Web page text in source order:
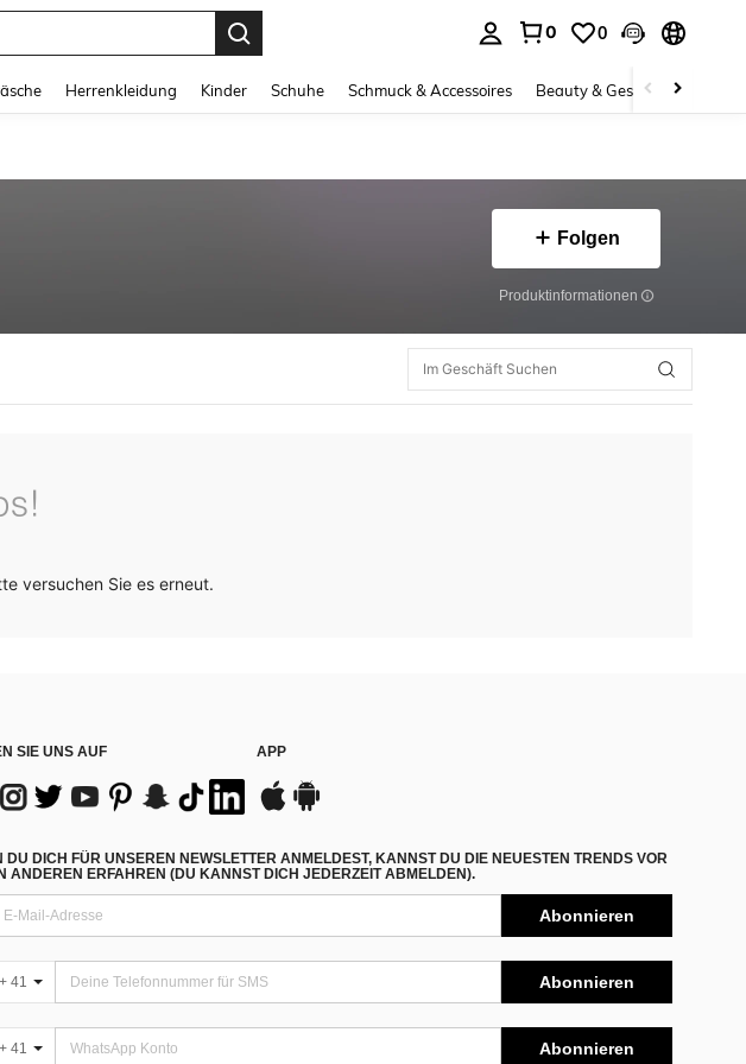
0 0
Herrenkleidung Kinder Schuhe Schmuck & Accessoires Beauty & Gesundheit
Folgen
Produktinformationen
versuchen Sie es erneut.
SIE UNS AUF APP
DU DICH FÜR UNSEREN NEWSLETTER ANMELDEST, KANNST DU DIE NEUESTEN TRENDS VOR
ANDEREN ERFAHREN (DU KANNST DICH JEDERZEIT ABMELDEN).
Abonnieren
41 Abonnieren
41 Abonnieren